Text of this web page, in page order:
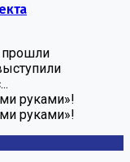
прошли
руками»!
руками»!